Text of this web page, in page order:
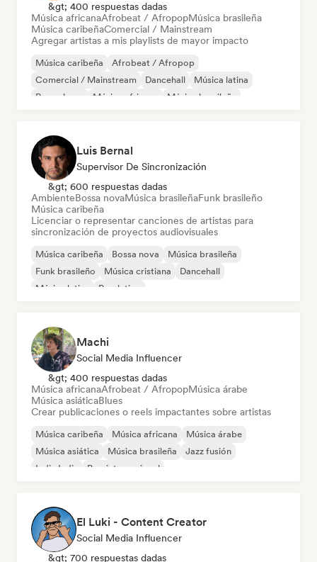
&gt; 400 respuestas dadas
Música africanaAfrobeat / AfropopMúsica brasileña
Música caribeñaComercial / Mainstream
Agregar artistas a mis playlists de mayor impacto
Música caribeña
Afrobeat / Afropop
Comercial / Mainstream
Dancehall
Música latina
Pop urbano
Música africana Música brasileña
Luis Bernal
Supervisor De Sincronización
&gt; 600 respuestas dadas
AmbienteBossa novaMúsica brasileñaFunk brasileño
Música caribeña
Licenciar o representar canciones de artistas para
sincronización de proyectos audiovisuales
Música caribeña Bossa nova
Música brasileña
Funk brasileño
Música cristiana
Dancehall
Música latina
Pop latino
Machi
Social Media Influencer
&gt; 400 respuestas dadas
Música africanaAfrobeat / AfropopMúsica árabe
Música asiáticaBlues
Crear publicaciones o reels impactantes sobre artistas
Música caribeña Música africana
Música árabe
Música asiática
Música brasileña
Jazz fusión
Indie India
Pop internacional
El Luki - Content Creator
Social Media Influencer
&gt; 700 respuestas dadas